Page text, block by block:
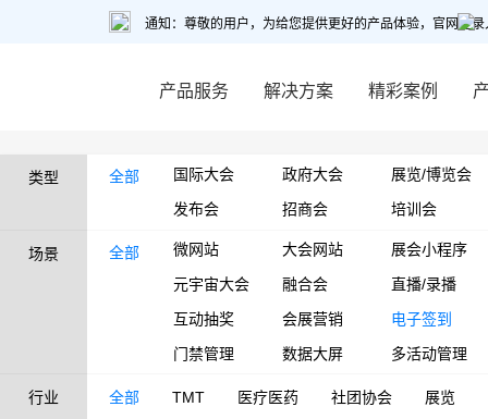
通知：尊敬的用户，为给您提供更好的产品体验，官网登
产品服务 解决方案 精彩案例
类型 全部 国际大会 政府大会
展览/博览会
发布会
招商会 培训会
场景 全部 微网站 大会网站
展会小程序
元宇宙大会
融合会
直播/录播
互动抽奖
会展营销
电子签到
门禁管理
数据大屏 多活动管理
行业 全部 TMT 医疗医药 社团协会 展览